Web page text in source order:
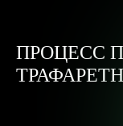
ПРОЦЕСС